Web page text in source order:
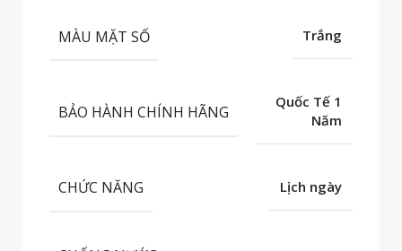
MÀU MẶT SỐ Trắng
BẢO HÀNH CHÍNH HÃNG
Quốc Tế 1
Năm
CHỨC NĂNG Lịch ngày